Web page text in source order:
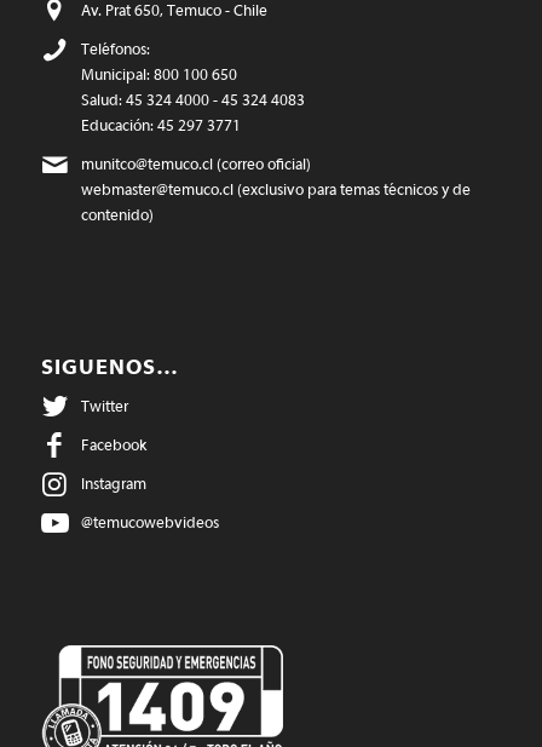
Av. Prat 650, Temuco - Chile
Teléfonos:
Municipal: 800 100 650
Salud: 45 324 4000 - 45 324 4083
Educación: 45 297 3771
munitco@temuco.cl(correo oficial)
webmaster@temuco.cl(exclusivo para temas técnicos y de
contenido)
SIGUENOS…
Twitter
Facebook
Instagram
@temucowebvideos